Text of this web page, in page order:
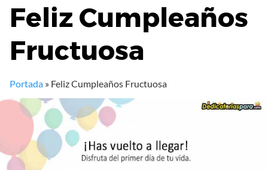
Feliz Cumpleaños
Fructuosa
Portada » Feliz Cumpleaños Fructuosa